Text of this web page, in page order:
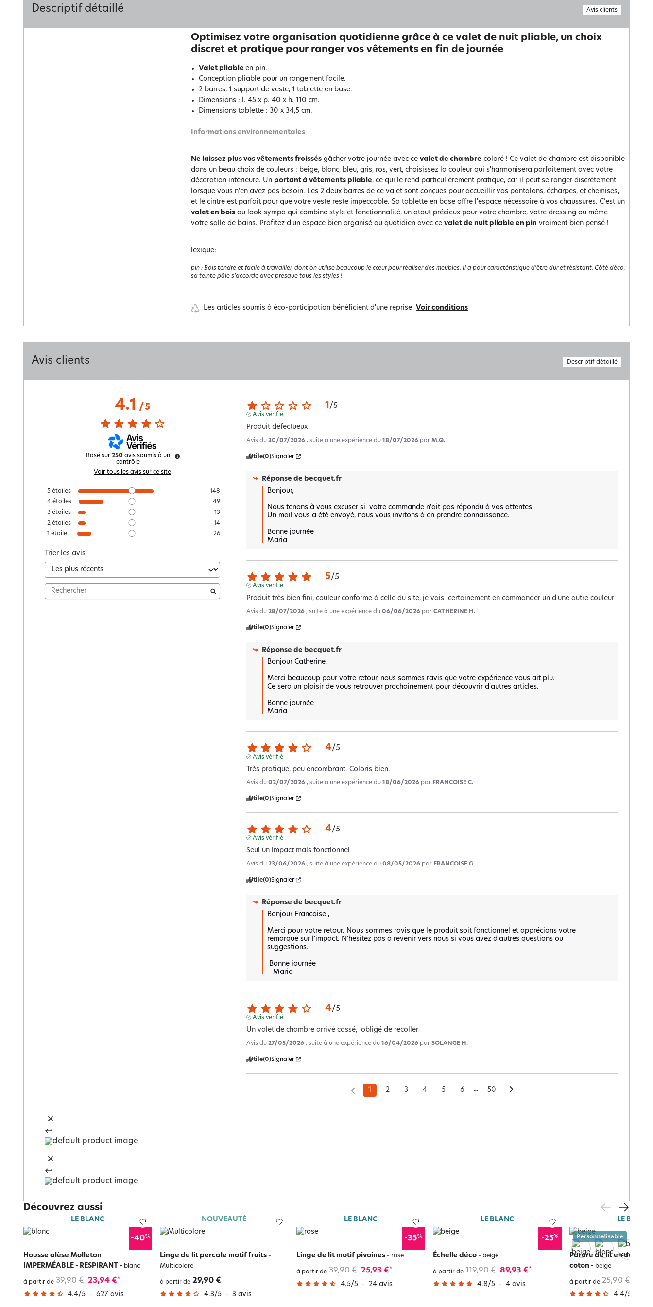
Descriptif détaillé Avis clients
Optimisez votre organisation quotidienne grâce à ce valet de nuit pliable, un choix
discret et pratique pour ranger vos vêtements en fin de journée
Valet pliable en pin.
Conception pliable pour un rangement facile.
2 barres, 1 support de veste, 1 tablette en base.
Dimensions : l. 45 x p. 40 x h. 110 cm.
Dimensions tablette : 30 x 34,5 cm.
Informations environnementales
Ne laissez plus vos vêtements froissés gâcher votre journée avec ce valet de chambre coloré ! Ce valet de chambre est disponible
dans un beau choix de couleurs : beige, blanc, bleu, gris, ros, vert, choisissez la couleur qui s'harmonisera parfaitement avec votre
décoration intérieure. Un portant à vêtements pliable, ce qui le rend particulièrement pratique, car il peut se ranger discrètement
lorsque vous n'en avez pas besoin. Les 2 deux barres de ce valet sont conçues pour accueillir vos pantalons, écharpes, et chemises,
et le cintre est parfait pour que votre veste reste impeccable. Sa tablette en base offre l'espace nécessaire à vos chaussures. C’est un
valet en bois au look sympa qui combine style et fonctionnalité, un atout précieux pour votre chambre, votre dressing ou même
votre salle de bains. Profitez d'un espace bien organisé au quotidien avec ce valet de nuit pliable en pin vraiment bien pensé !
lexique:
pin : Bois tendre et facile à travailler, dont on utilise beaucoup le cœur pour réaliser des meubles. Il a pour caractéristique d'être dur et résistant. Côté déco,
sa teinte pâle s’accorde avec presque tous les styles !
Les articles soumis à éco-participation bénéficient d'une reprise Voir conditions
Avis clients Descriptif détaillé
4.1/ 5
Basé sur250 avis soumis à un
contrôle
Voir tous les avis sur ce site
5 étoiles
148
4 étoiles
49
3 étoiles
13
2 étoiles
14
1 étoile 26
Trier les avis
1 /5
Avis vérifié
Produit défectueux
Avis du30/07/2026 , suite à une expérience du18/07/2026 parM.Q.
Utile(0)Signaler
Réponse de becquet.fr
Bonjour,
Nous tenons à vous excuser si  votre commande n'ait pas répondu à vos attentes.
Un mail vous a été envoyé, nous vous invitons à en prendre connaissance.
Bonne journée
Maria
5/5
Avis vérifié
Produit très bien fini, couleur conforme à celle du site, je vais  certainement en commander un d'une autre couleur
Avis du28/07/2026 , suite à une expérience du06/06/2026 parCATHERINE H.
Utile(0)Signaler
Réponse de becquet.fr
Bonjour Catherine,
Merci beaucoup pour votre retour, nous sommes ravis que votre expérience vous ait plu.
Ce sera un plaisir de vous retrouver prochainement pour découvrir d'autres articles.
Bonne journée
Maria
4/5
Avis vérifié
Très pratique, peu encombrant. Coloris bien.
Avis du02/07/2026 , suite à une expérience du18/06/2026 par FRANCOISE C.
Utile(0)Signaler
4/5
Avis vérifié
Seul un impact mais fonctionnel
Avis du23/06/2026 , suite à une expérience du08/05/2026 par FRANCOISE G.
Utile(0)Signaler
Réponse de becquet.fr
Bonjour Francoise ,
Merci pour votre retour. Nous sommes ravis que le produit soit fonctionnel et apprécions votre
remarque sur l'impact. N'hésitez pas à revenir vers nous si vous avez d'autres questions ou
suggestions.
   Maria
4/5
Avis vérifié
Un valet de chambre arrivé cassé,  obligé de recoller
Avis du27/05/2026 , suite à une expérience du16/04/2026 parSOLANGE H.
Utile(0)Signaler
1 2 3 4 5 6 50
Découvrez aussi
LE BLANC
-40%
Housse alèse Molleton
IMPERMÉABLE - RESPIRANT - blanc
à partir de 39,90 € 23,94 €*
4.4/5 - 627 avis
NOUVEAUTÉ
Linge de lit percale motif fruits-
Multicolore
à partir de 29,90 €
4.3/5 - 3 avis
LE BLANC
-35%
Linge de lit motif pivoines- rose
à partir de 39,90 € 25,93 €*
4.5/5 - 24 avis
LE BLANC
-25%
Échelle déco- beige
à partir de 119,90 € 89,93 €*
4.8/5 - 4 avis
LE BLANC
Parure de lit en double
coton - beige
à partir de 25,90 €
4.4/5